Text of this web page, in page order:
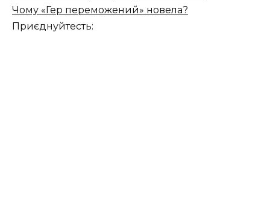
Чому «Гер переможений» новела?
Приєднуйтесть: